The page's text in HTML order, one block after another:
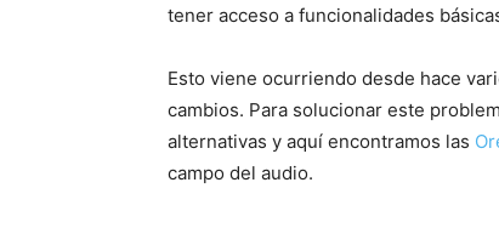
tener acceso a funcionalidades
Esto viene ocurriendo desde hace
cambios. Para solucionar este
alternativas y aquí encontramos las
campo del audio.